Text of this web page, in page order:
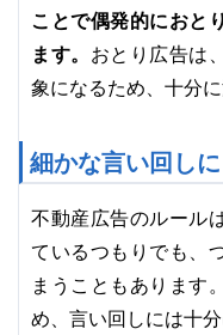
ことで偶発的におと
ます。
おとり広告は
象になるため、十分に
細かな言い回し
不動産広告のルール
ているつもりでも、
まうこともあります
め、言い回しには十